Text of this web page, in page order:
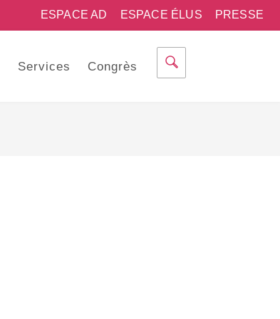
PRESSE
ESPACE ÉLUS
ESPACE AD
Services Congrès